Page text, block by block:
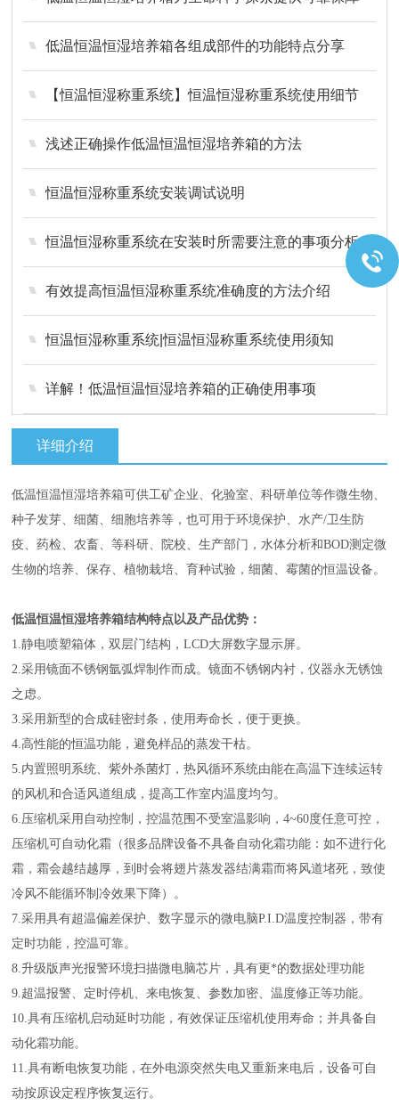
低温恒温恒湿培养箱各组成部件的功能特点分享
【恒温恒湿称重系统】恒温恒湿称重系统使用细节
浅述正确操作低温恒温恒湿培养箱的方法
恒温恒湿称重系统安装调试说明
恒温恒湿称重系统在安装时所需要注意的事项分析
有效提高恒温恒湿称重系统准确度的方法介绍
恒温恒湿称重系统|恒温恒湿称重系统使用须知
详解！低温恒温恒湿培养箱的正确使用事项
详细介绍
低温恒温恒湿培养箱可供工矿企业、化验室、科研单位等作微生物、
种子发芽、细菌、细胞培养等，也可用于环境保护、水产/卫生防
疫、药检、农畜、等科研、院校、生产部门，水体分析和BOD测定微
生物的培养、保存、植物栽培、育种试验，细菌、霉菌的恒温设备。
低温恒温恒湿培养箱结构特点以及产品优势：
1.静电喷塑箱体，双层门结构，LCD大屏数字显示屏。
2.采用镜面不锈钢氩弧焊制作而成。镜面不锈钢内衬，仪器永无锈蚀
之虑。
3.采用新型的合成硅密封条，使用寿命长，便于更换。
4.高性能的恒温功能，避免样品的蒸发干枯。
5.内置照明系统、紫外杀菌灯，热风循环系统由能在高温下连续运转
的风机和合适风道组成，提高工作室内温度均匀。
6.压缩机采用自动控制，控温范围不受室温影响，4~60度任意可控，
压缩机可自动化霜（很多品牌设备不具备自动化霜功能：如不进行化
霜，霜会越结越厚，到时会将翅片蒸发器结满霜而将风道堵死，致使
冷风不能循环制冷效果下降）。
7.采用具有超温偏差保护、数字显示的微电脑P.I.D温度控制器，带有
定时功能，控温可靠。
8.升级版声光报警环境扫描微电脑芯片，具有更*的数据处理功能
9.超温报警、定时停机、来电恢复、参数加密、温度修正等功能。
10.具有压缩机启动延时功能，有效保证压缩机使用寿命；并具备自
动化霜功能。
11.具有断电恢复功能，在外电源突然失电又重新来电后，设备可自
动按原设定程序恢复运行。